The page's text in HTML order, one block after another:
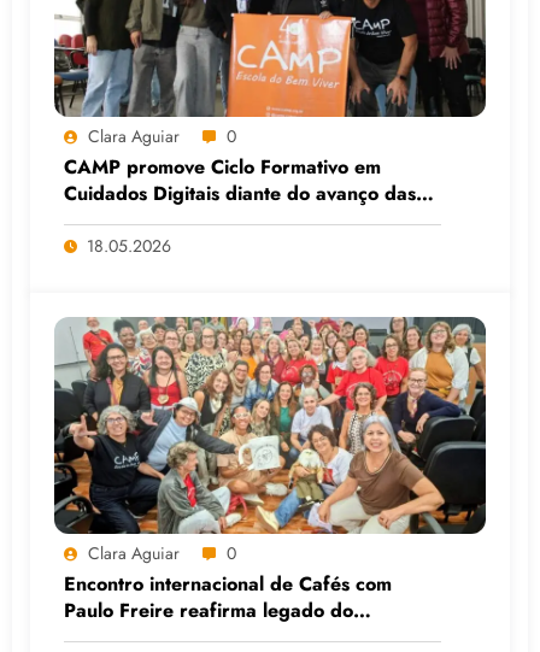
Clara Aguiar 0
CAMP promove Ciclo Formativo em
Cuidados Digitais diante do avanço das
Big Techs e da IA
18.05.2026
Clara Aguiar 0
Encontro internacional de Cafés com
Paulo Freire reafirma legado do
educador popular